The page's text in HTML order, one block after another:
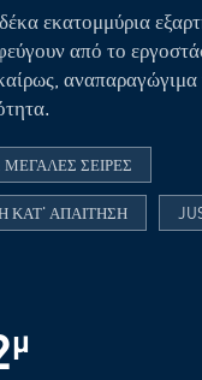
εκατομμύρια
από το
αναπαραγώγιμα
ΜΕΓΆΛΕΣ ΣΕΙΡΈΣ
ΚΑΤ' ΑΠΑΊΤΗΣΗ
µ